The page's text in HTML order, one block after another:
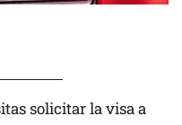
solicitar la visa a